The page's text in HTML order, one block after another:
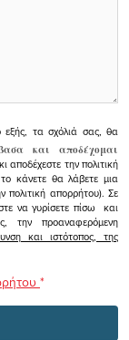
εξής, τα σχόλιά σας, θα
και αποδέχομαι
αποδέχεστε την πολιτική
κάνετε θα λάβετε μια
πολιτική απορρήτου). Σε
να γυρίσετε πίσω και
την προαναφερόμενη
και ιστότοπος, της
*